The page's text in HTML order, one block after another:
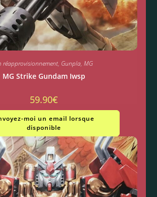
réapprovisionnement, Gunpla, MG
MG Strike Gundam Iwsp
59.90€
moi un email lorsque
disponible